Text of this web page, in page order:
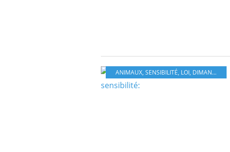
ANIMAUX, SENSIBILITÉ, LOI, DIMANCHE